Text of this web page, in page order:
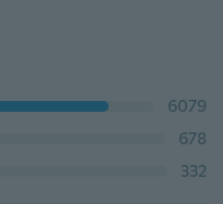
6079
678
332